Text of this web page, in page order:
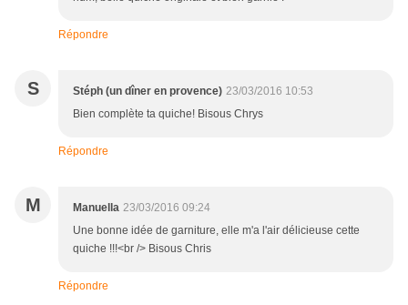
Répondre
S Stéph (un dîner en provence) 23/03/2016 10:53
Bien complète ta quiche! Bisous Chrys
Répondre
M Manuella 23/03/2016 09:24
Une bonne idée de garniture, elle m'a l'air délicieuse cette
quiche !!!<br /> Bisous Chris
Répondre